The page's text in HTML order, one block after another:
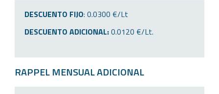
DESCUENTO FIJO: 0.0300 €/Lt
DESCUENTO ADICIONAL:0.0120 €/Lt.
RAPPEL MENSUAL ADICIONAL